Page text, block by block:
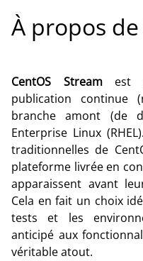
À propos
CentOS Streamest
publication continue
branche amont (de
Enterprise Linux
traditionnelles de
plateforme livrée en
apparaissent avant
Cela en fait un choix
tests et les
anticipé aux
véritable atout.